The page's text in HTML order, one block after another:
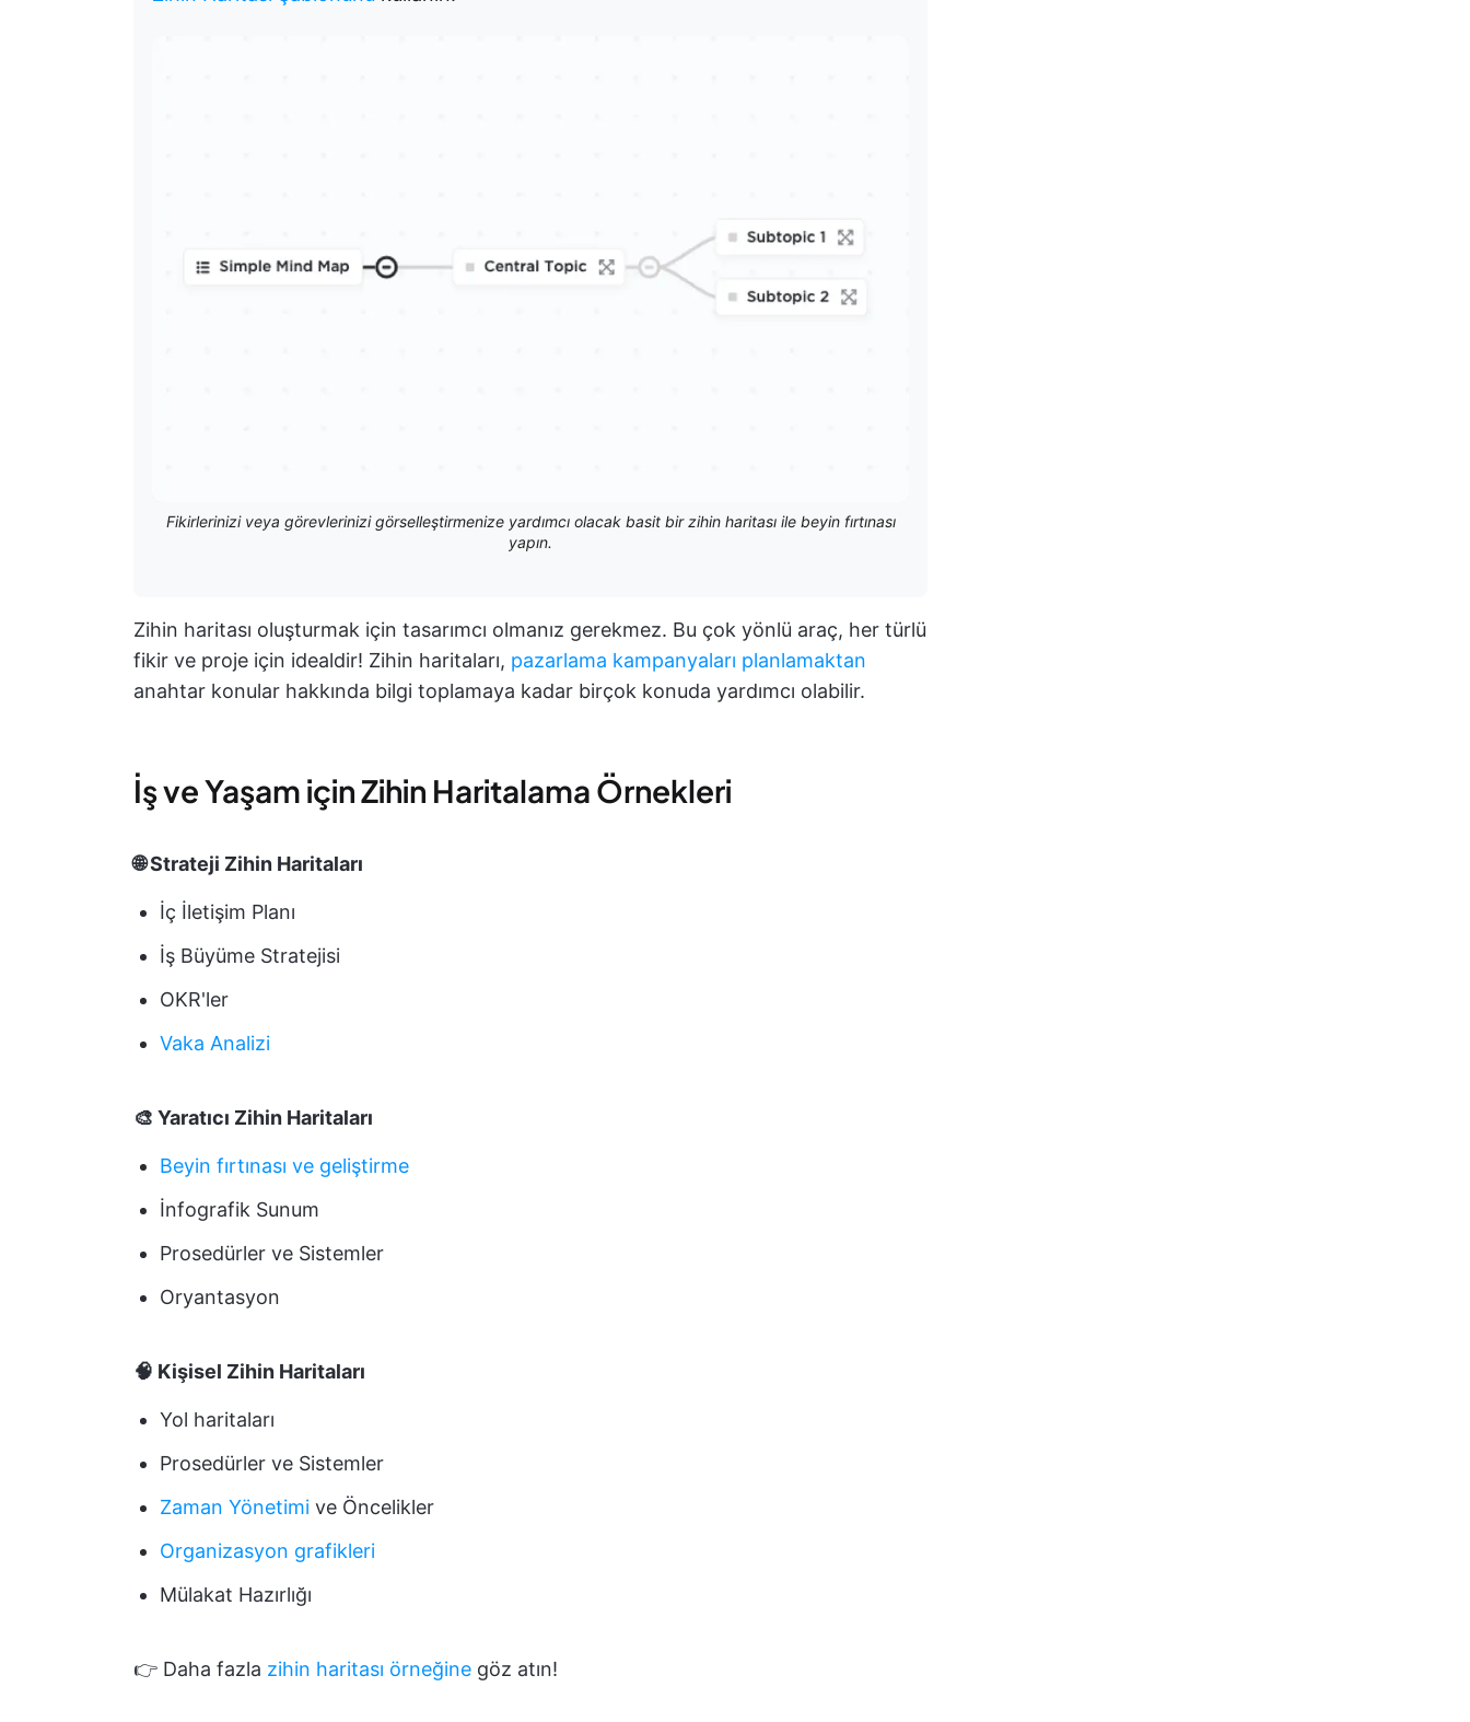
Fikirlerinizi veya görevlerinizi görselleştirmenize yardımcı olacak basit bir zihin haritası ile beyin fırtınası
yapın.
Zihin haritası oluşturmak için tasarımcı olmanız gerekmez. Bu çok yönlü araç, her türlü
fikir ve proje için idealdir! Zihin haritaları, pazarlama kampanyaları planlamaktan
anahtar konular hakkında bilgi toplamaya kadar birçok konuda yardımcı olabilir.
İş ve Yaşam için Zihin Haritalama Örnekleri
🌐 Strateji Zihin Haritaları
İç İletişim Planı
İş Büyüme Stratejisi
OKR'ler
Vaka Analizi
🎨 Yaratıcı Zihin Haritaları
Beyin fırtınası ve geliştirme
İnfografik Sunum
Prosedürler ve Sistemler
Oryantasyon
🧠 Kişisel Zihin Haritaları
Yol haritaları
Prosedürler ve Sistemler
Zaman Yönetimi ve Öncelikler
Organizasyon grafikleri
Mülakat Hazırlığı
👉 Daha fazla zihin haritası örneğine göz atın!